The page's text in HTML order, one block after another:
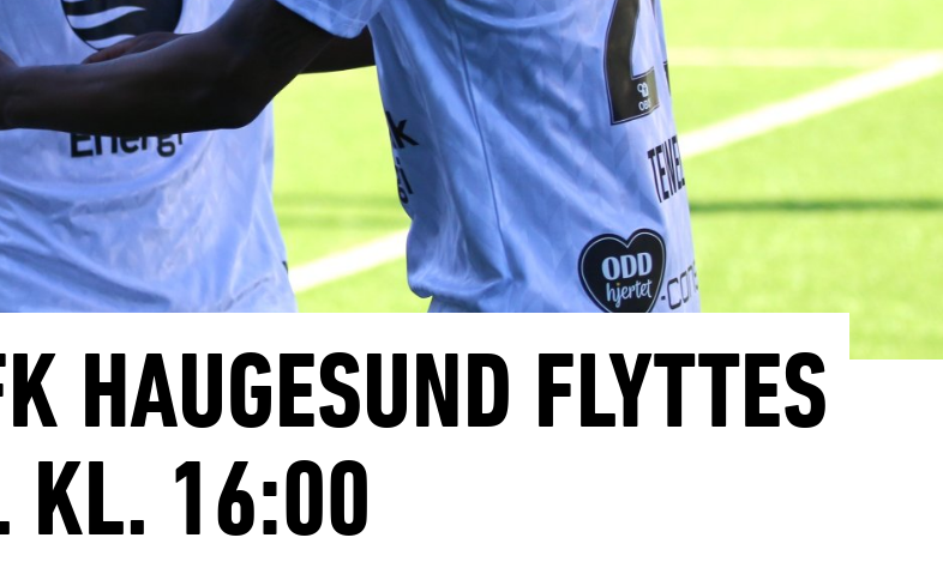
HAUGESUND FLYTTES
KL. 16:00